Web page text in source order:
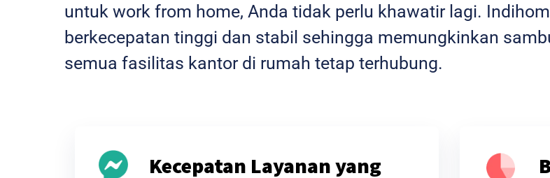
untuk work from home, Anda tidak perlu khawatir lagi.
berkecepatan tinggi dan stabil sehingga memungkinkan
semua fasilitas kantor di rumah tetap terhubung.
Kecepatan Layanan yang